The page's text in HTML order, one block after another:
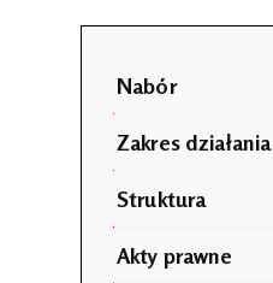
Nabór
Zakres działania
Struktura
Akty prawne